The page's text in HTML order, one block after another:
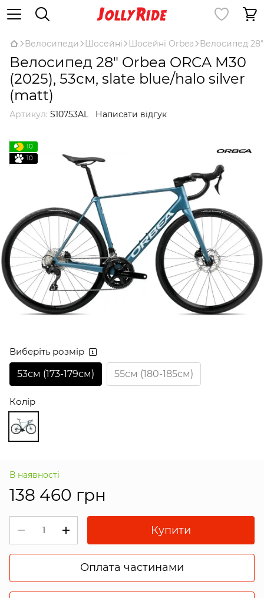
Велосипеди Шосейні Шосейні Orbea Велосипед
Велосипед 28" Orbea ORCA M30
(2025), 53см, slate blue/halo silver
(matt)
Артикул: S10753AL Написати відгук
10
10
Виберіть розмір
53см (173-179см)
55см (180-185см)
Колір
В наявності
138 460 грн
Купити
Оплата частинами